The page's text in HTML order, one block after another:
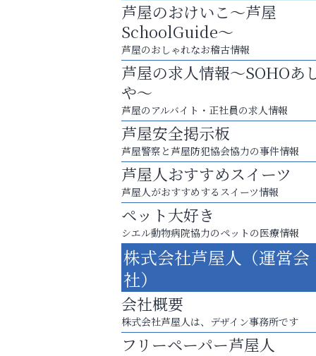
整体院エスコート・芦屋サロ
ン
猫背･側弯、背骨の歪みを
整えませんか？
芦屋インターナショナルスク
ール
芦屋のおけいこ～芦屋
SchoolGuide～
芦屋のおしゃれなお稽古情報
芦屋の求人情報～SOHOあ
や～
芦屋のアルバイト・正社員の求人情報
芦屋安全掲示板
芦屋警察と芦屋防犯協会協力の事件情報
芦屋人おすすめスイーツ
芦屋人がおすすめするスイーツ情報
ペット大好き
シエル動物病院協力のペットの医療情報
株式会社芦屋人（運営会
社）
会社概要
株式会社芦屋人は、デザイン事務所です
フリーペーパー芦屋人